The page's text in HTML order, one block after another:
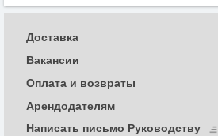
Доставка
Вакансии
Оплата и возвраты
Арендодателям
Написать письмо Руководству